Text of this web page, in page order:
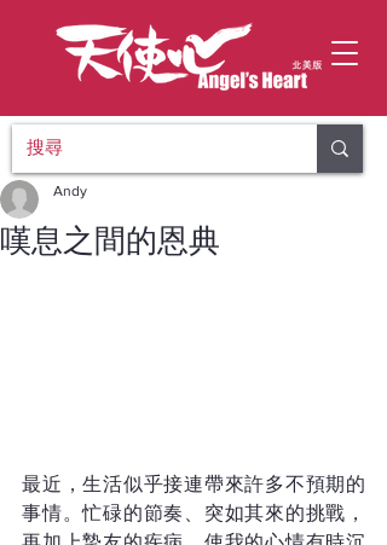
嘆息之間的恩典
Andy
最近，生活似乎接連帶來許多不預期的
事情。忙碌的節奏、突如其來的挑戰，